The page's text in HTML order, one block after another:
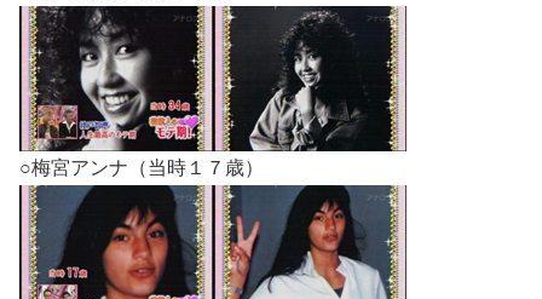
○梅宮アンナ（当時１７歳）